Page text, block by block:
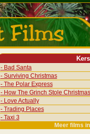
- Bad Santa
- Surviving Christmas
- The Polar Express
- How The Grinch Stole Christmas
- Love Actually
- Trading Places
- Taxi 3
Meer films